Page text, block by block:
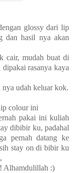
glossy dari lip
dan hasil nya akan
cair, mudah buat di
rasanya kaya
nya udah keluar kok.
colour ini
pakai ini kuliah
dibibir ku, padahal
pernah datang ke
stay on di bibir ku
Alhamdulillah :)